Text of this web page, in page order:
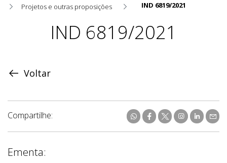
Projetos e outras proposições
IND 6819/2021
ProposiçãoIND 6819/2021
Voltar
Compartilhe:
Ementa: